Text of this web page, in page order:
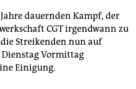
dauernden Kampf, der
CGT irgendwann zu
Streikenden nun auf
Vormittag
Einigung.